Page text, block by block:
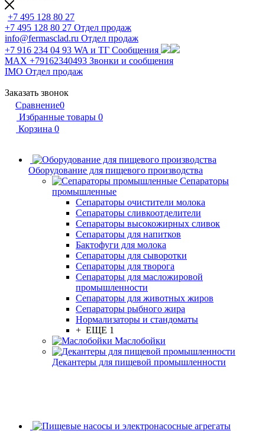
+7 495 128 80 27
+7 495 128 80 27 Отдел продаж
info@fermasclad.ru Отдел продаж
+7 916 234 04 93 WA и ТГ Сообщения
MAX +79162340493 Звонки и сообщения
IMO Отдел продаж
Заказать звонок
Сравнение0
Избранные товары 0
Корзина 0
Оборудование для пищевого производства
Сепараторы
промышленные
Сепараторы очистители молока
Сепараторы сливкоотделители
Сепараторы высокожирных сливок
Сепараторы для напитков
Бактофуги для молока
Сепараторы для сыворотки
Сепараторы для творога
Сепараторы для масложировой
промышленности
Сепараторы для животных жиров
Сепараторы рыбного жира
Нормализаторы и стандоматы
+ ЕЩЕ 1
Маслобойки
Декантеры для пищевой промышленности